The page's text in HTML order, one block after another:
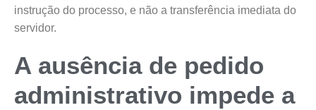
instrução do processo, e não a transferência imediata do
servidor.
A ausência de pedido
administrativo impede a